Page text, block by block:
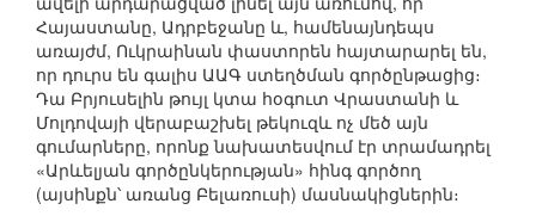
Հայաստանը, Ադրբեջանը և, համենայնդեպս
առայժմ, Ուկրաինան փաստորեն հայտարարել են,
որ դուրս են գալիս ԱԱԳ ստեղծման գործընթացից։
Դա Բրյուսելին թույլ կտա հօգուտ Վրաստանի և
Մոլդովայի վերաբաշխել թեկուզև ոչ մեծ այն
գումարները, որոնք նախատեսվում էր տրամադրել
«Արևելյան գործընկերության» հինգ գործող
(այսինքն՝ առանց Բելառուսի) մասնակիցներին։